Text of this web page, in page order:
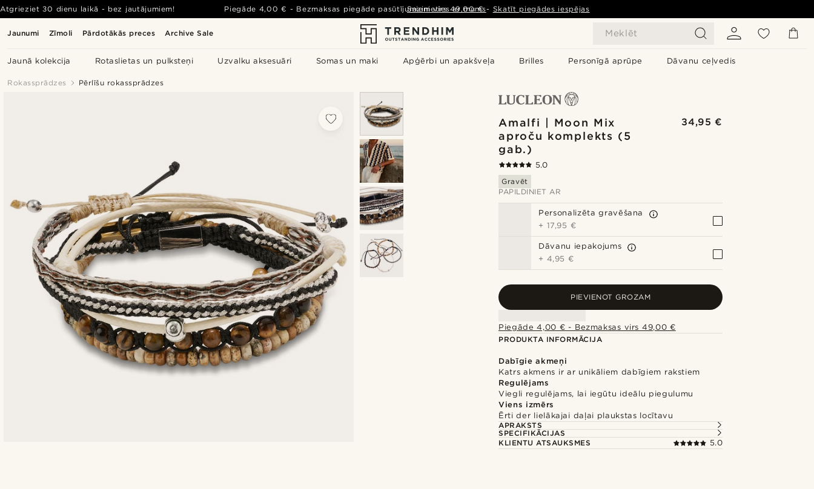
Jaunumi Zīmoli Pārdotākās preces Archive Sale Meklēt
Jaunā kolekcija Rotaslietas un pulksteņi Uzvalku aksesuāri Somas un maki Apģērbi un apakšveļa Brilles Personīgā aprūpe Dāvanu ceļvedis
Atgrieziet 30 dienu laikā - bez jautājumiem! Piegāde 4,00 € - Bezmaksas piegāde pasūtījumiem virs49,00 € - Skatīt piegādes iespējas
Sazinieties ar mums
Rokassprādzes Pērlīšu rokassprādzes
Amalfi | Moon Mix
aproču komplekts (5
gab.)
34,95 €
5.0
Gravēt
PAPILDINIET AR
Personalizēta gravēšana
+ 17,95 €
Dāvanu iepakojums
+ 4,95 €
PIEVIENOT GROZAM
Piegāde 4,00 € - Bezmaksas virs 49,00 €
PRODUKTA INFORMĀCIJA
Dabīgie akmeņi
Katrs akmens ir ar unikāliem dabīgiem rakstiem
Regulējams
Viegli regulējams, lai iegūtu ideālu piegulumu
Viens izmērs
Ērti der lielākajai daļai plaukstas locītavu
APRAKSTS
SPECIFIKĀCIJAS
KLIENTU ATSAUKSMES
5.0